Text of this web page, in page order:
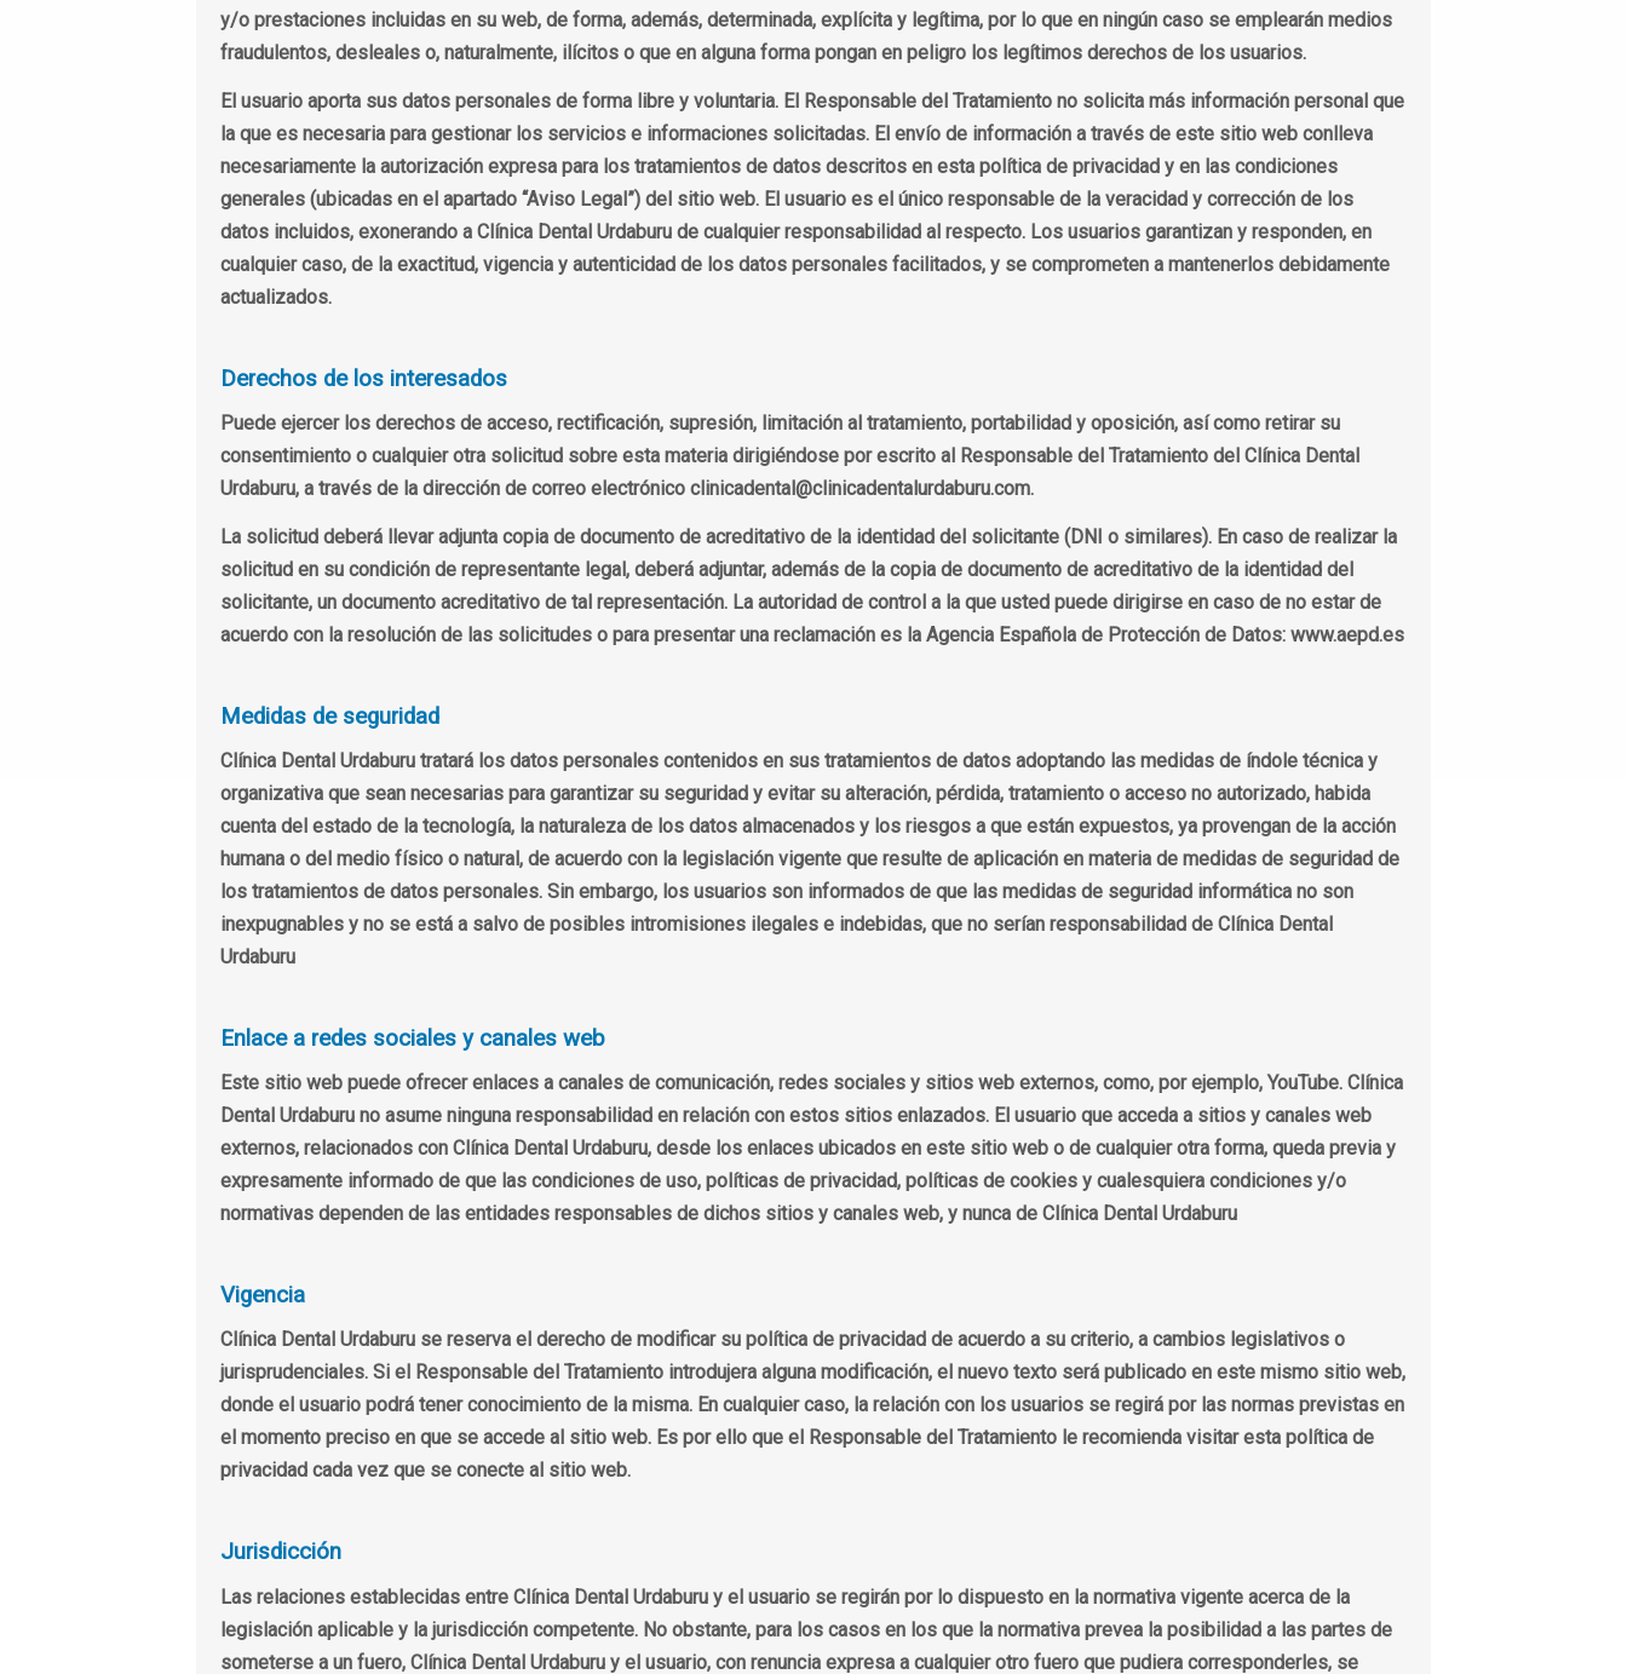
y/o prestaciones incluidas en su web, de forma, además, determinada, explícita y legítima, por lo que en ningún caso se emplearán medios
fraudulentos, desleales o, naturalmente, ilícitos o que en alguna forma pongan en peligro los legítimos derechos de los usuarios.
El usuario aporta sus datos personales de forma libre y voluntaria. El Responsable del Tratamiento no solicita más información personal que
la que es necesaria para gestionar los servicios e informaciones solicitadas. El envío de información a través de este sitio web conlleva
necesariamente la autorización expresa para los tratamientos de datos descritos en esta política de privacidad y en las condiciones
generales (ubicadas en el apartado “Aviso Legal”) del sitio web. El usuario es el único responsable de la veracidad y corrección de los
datos incluidos, exonerando a Clínica Dental Urdaburu de cualquier responsabilidad al respecto. Los usuarios garantizan y responden, en
cualquier caso, de la exactitud, vigencia y autenticidad de los datos personales facilitados, y se comprometen a mantenerlos debidamente
actualizados.
Derechos de los interesados
Puede ejercer los derechos de acceso, rectificación, supresión, limitación al tratamiento, portabilidad y oposición, así como retirar su
consentimiento o cualquier otra solicitud sobre esta materia dirigiéndose por escrito al Responsable del Tratamiento del Clínica Dental
Urdaburu, a través de la dirección de correo electrónico clinicadental@clinicadentalurdaburu.com.
La solicitud deberá llevar adjunta copia de documento de acreditativo de la identidad del solicitante (DNI o similares). En caso de realizar la
solicitud en su condición de representante legal, deberá adjuntar, además de la copia de documento de acreditativo de la identidad del
solicitante, un documento acreditativo de tal representación. La autoridad de control a la que usted puede dirigirse en caso de no estar de
acuerdo con la resolución de las solicitudes o para presentar una reclamación es la Agencia Española de Protección de Datos: www.aepd.es
Medidas de seguridad
Clínica Dental Urdaburu tratará los datos personales contenidos en sus tratamientos de datos adoptando las medidas de índole técnica y
organizativa que sean necesarias para garantizar su seguridad y evitar su alteración, pérdida, tratamiento o acceso no autorizado, habida
cuenta del estado de la tecnología, la naturaleza de los datos almacenados y los riesgos a que están expuestos, ya provengan de la acción
humana o del medio físico o natural, de acuerdo con la legislación vigente que resulte de aplicación en materia de medidas de seguridad de
los tratamientos de datos personales. Sin embargo, los usuarios son informados de que las medidas de seguridad informática no son
inexpugnables y no se está a salvo de posibles intromisiones ilegales e indebidas, que no serían responsabilidad de Clínica Dental
Urdaburu
Enlace a redes sociales y canales web
Este sitio web puede ofrecer enlaces a canales de comunicación, redes sociales y sitios web externos, como, por ejemplo, YouTube. Clínica
Dental Urdaburu no asume ninguna responsabilidad en relación con estos sitios enlazados. El usuario que acceda a sitios y canales web
externos, relacionados con Clínica Dental Urdaburu, desde los enlaces ubicados en este sitio web o de cualquier otra forma, queda previa y
expresamente informado de que las condiciones de uso, políticas de privacidad, políticas de cookies y cualesquiera condiciones y/o
normativas dependen de las entidades responsables de dichos sitios y canales web, y nunca de Clínica Dental Urdaburu
Vigencia
Clínica Dental Urdaburu se reserva el derecho de modificar su política de privacidad de acuerdo a su criterio, a cambios legislativos o
jurisprudenciales. Si el Responsable del Tratamiento introdujera alguna modificación, el nuevo texto será publicado en este mismo sitio web,
donde el usuario podrá tener conocimiento de la misma. En cualquier caso, la relación con los usuarios se regirá por las normas previstas en
el momento preciso en que se accede al sitio web. Es por ello que el Responsable del Tratamiento le recomienda visitar esta política de
privacidad cada vez que se conecte al sitio web.
Jurisdicción
Las relaciones establecidas entre Clínica Dental Urdaburu y el usuario se regirán por lo dispuesto en la normativa vigente acerca de la
legislación aplicable y la jurisdicción competente. No obstante, para los casos en los que la normativa prevea la posibilidad a las partes de
someterse a un fuero, Clínica Dental Urdaburu y el usuario, con renuncia expresa a cualquier otro fuero que pudiera corresponderles, se